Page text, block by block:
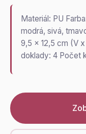
Materiál: PU
modrá, sivá,
9,5 x 12,5 cm (V
doklady: 4 Počet